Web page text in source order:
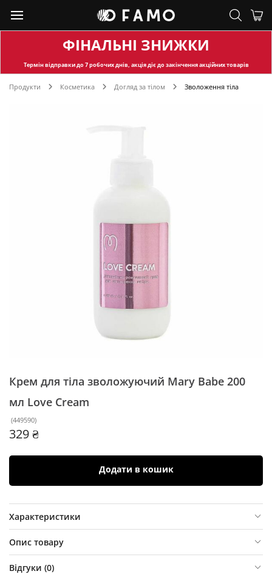
ФІНАЛЬНІ ЗНИЖКИ
Термін відправкидо 7 робочих днів, акція діє до закінчення акційних товарів
Продукти Косметика Догляд за тілом Зволоження тіла
Крем для тіла зволожуючий Mary Babe 200
мл Love Сream
(449590)
329 ₴
Додати в кошик
Характеристики
Опис товару
Відгуки (0)